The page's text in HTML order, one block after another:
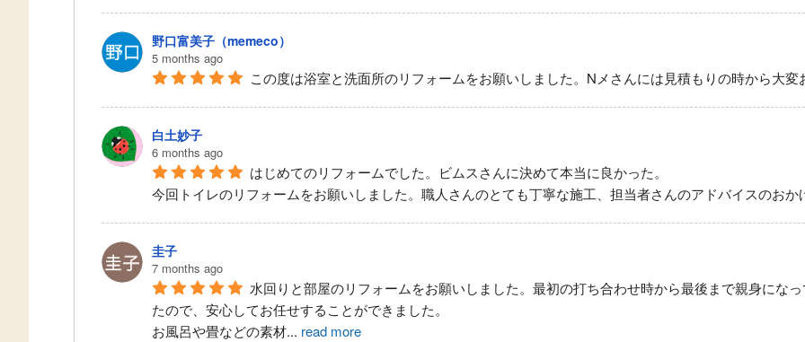
野口富美子（memeco）
5 months ago
この度は浴室と洗面所のリフォームをお願いしました。Nメさんには見積もりの時から大
白土妙子
6 months ago
はじめてのリフォームでした。ビムスさんに決めて本当に良かった。
今回トイレのリフォームをお願いしました。職人さんのとても丁寧な施工、担当者さんのアドバイスのお
圭子
7 months ago
水回りと部屋のリフォームをお願いしました。最初の打ち合わせ時から最後まで親身にな
たので、安心してお任せすることができました。
お風呂や畳などの素材... read more